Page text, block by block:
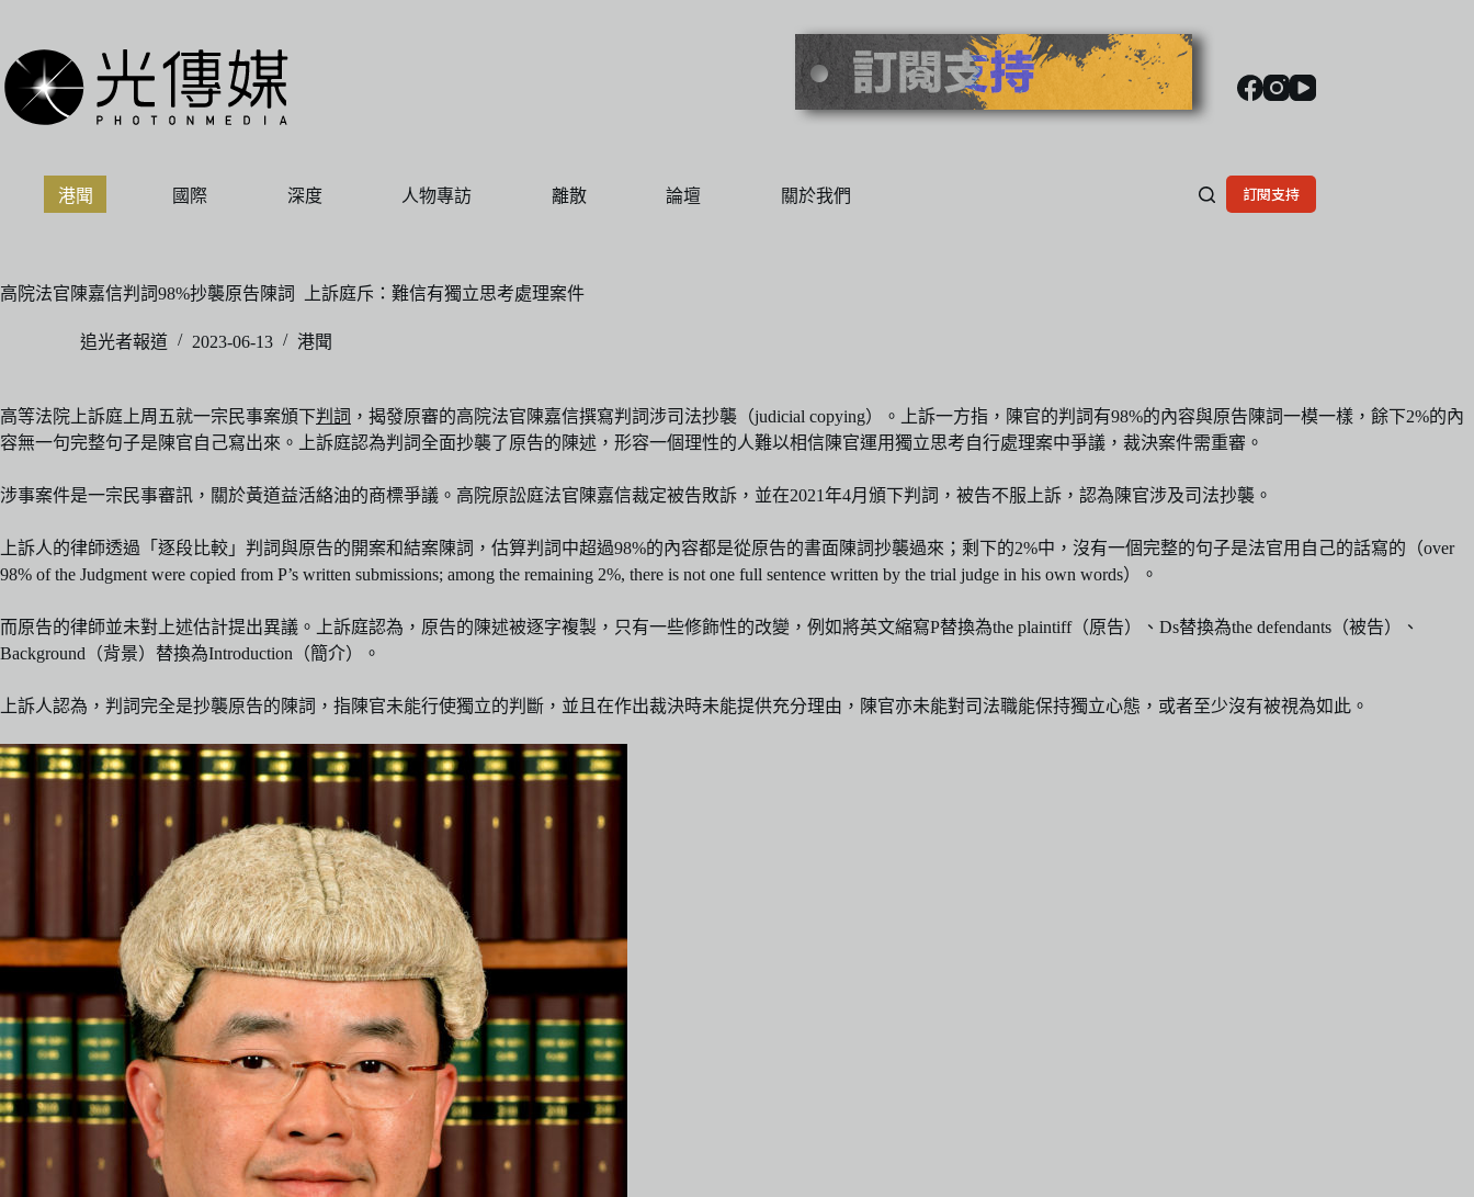
主
要
內
港聞 國際 深度 人物專訪 離散 論壇 關於我們 訂閱支持
高院法官陳嘉信判詞98%抄襲原告陳詞 上訴庭斥：難信有獨立思考處理案件
追光者報道 2023-06-13 港聞
高等法院上訴庭上周五就一宗民事案頒下判詞 ，揭發原審的高院法官陳嘉信撰寫判詞涉司法抄襲（judicial copying）。上訴一方指，陳官的判詞有98%的內容與原告陳詞一模一樣，餘下2%的內
容無一句完整句子是陳官自己寫出來。上訴庭認為判詞全面抄襲了原告的陳述，形容一個理性的人難以相信陳官運用獨立思考自行處理案中爭議，裁決案件需重審。
涉事案件是一宗民事審訊，關於黃道益活絡油的商標爭議。高院原訟庭法官陳嘉信裁定被告敗訴，並在2021年4月頒下判詞，被告不服上訴，認為陳官涉及司法抄襲。
上訴人的律師透過「逐段比較」判詞與原告的開案和結案陳詞，估算判詞中超過98%的內容都是從原告的書面陳詞抄襲過來；剩下的2%中，沒有一個完整的句子是法官用自己的話寫的（over
98% of the Judgment were copied from P’s written submissions; among the remaining 2%, there is not one full sentence written by the trial judge in his own words）。
而原告的律師並未對上述估計提出異議。上訴庭認為，原告的陳述被逐字複製，只有一些修飾性的改變，例如將英文縮寫P替換為the plaintiff（原告）、Ds替換為the defendants（被告）、
Background（背景）替換為Introduction（簡介）。
上訴人認為，判詞完全是抄襲原告的陳詞，指陳官未能行使獨立的判斷，並且在作出裁決時未能提供充分理由，陳官亦未能對司法職能保持獨立心態，或者至少沒有被視為如此。